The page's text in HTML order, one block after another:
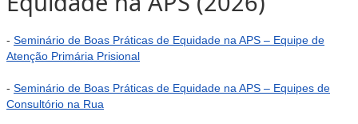
- Seminário de Boas Práticas de Equidade na APS – Equipe de
Atenção Primária Prisional
- Seminário de Boas Práticas de Equidade na APS – Equipes de
Consultório na Rua